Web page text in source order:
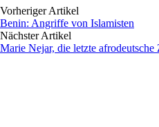
Vorheriger Artikel
Benin: Angriffe von Islamisten
Nächster Artikel
Marie Nejar, die letzte afrodeutsche